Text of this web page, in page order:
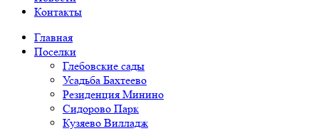
Контакты
Главная
Поселки
Глебовские сады
Усадьба Бахтеево
Резиденция Минино
Сидорово Парк
Кузяево Вилладж